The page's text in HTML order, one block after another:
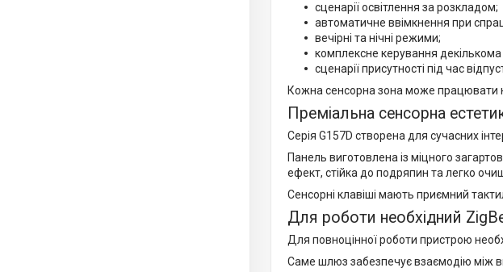
сценарії освітлення за розкладом;
автоматичне ввімкнення при
вечірні та нічні режими;
комплексне керування декількома
сценарії присутності під час
Кожна сенсорна зона може працювати
Преміальна сенсорна
Серія G157D створена для сучасних
Панель виготовлена із міцного
ефект, стійка до подряпин та легко
Сенсорні клавіші мають приємний
Для роботи необхідний
Для повноцінної роботи пристрою
Саме шлюз забезпечує взаємодію між